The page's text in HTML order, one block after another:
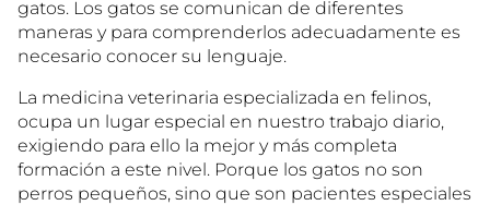
gatos. Los gatos se comunican de diferentes
maneras y para comprenderlos adecuadamente es
necesario conocer su lenguaje.
La medicina veterinaria especializada en felinos,
ocupa un lugar especial en nuestro trabajo diario,
exigiendo para ello la mejor y más completa
formación a este nivel. Porque los gatos no son
perros pequeños, sino que son pacientes especiales